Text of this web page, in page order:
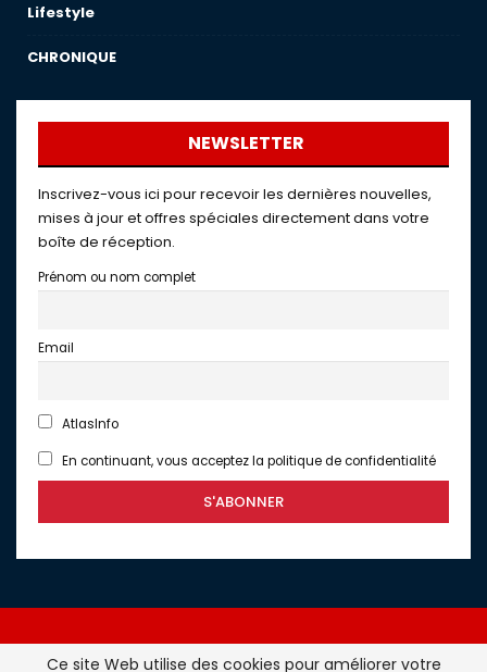
Lifestyle
CHRONIQUE
NEWSLETTER
Inscrivez-vous ici pour recevoir les dernières nouvelles,
mises à jour et offres spéciales directement dans votre
boîte de réception.
Prénom ou nom complet
Email
AtlasInfo
En continuant, vous acceptez la politique de confidentialité
Ce site Web utilise des cookies pour améliorer votre